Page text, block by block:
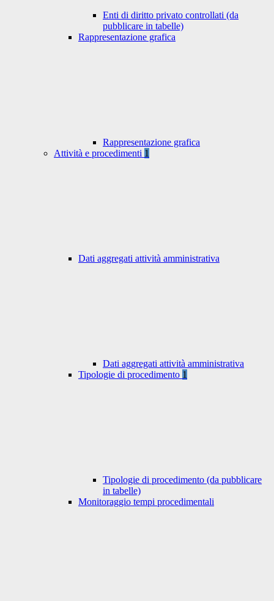
Enti di diritto privato controllati (da
pubblicare in tabelle)
Rappresentazione grafica
Rappresentazione grafica
Attività e procedimenti 1
Dati aggregati attività amministrativa
Dati aggregati attività amministrativa
Tipologie di procedimento 1
Tipologie di procedimento (da pubblicare
in tabelle)
Monitoraggio tempi procedimentali